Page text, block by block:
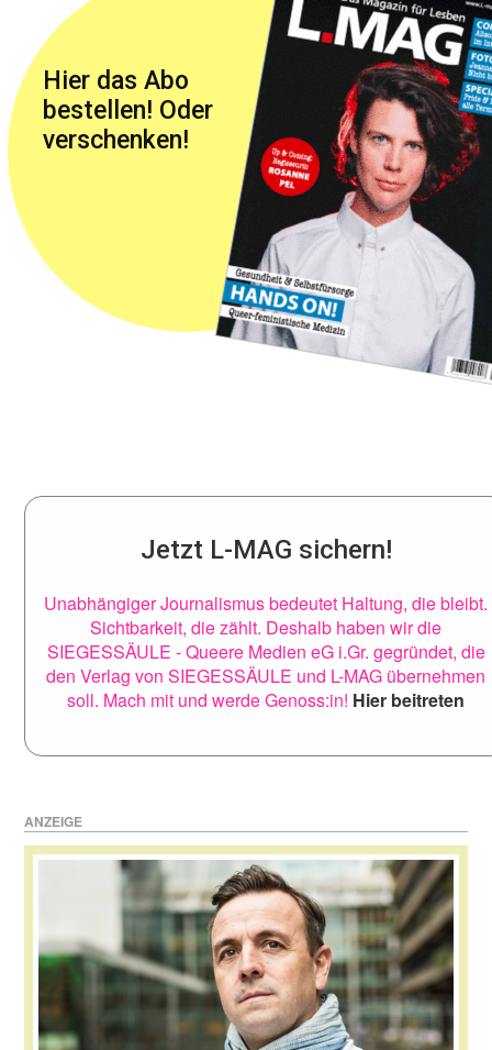
Hier das Abo
bestellen! Oder
verschenken!
Jetzt L-MAG sichern!
Unabhängiger Journalismus bedeutet Haltung, die bleibt.
Sichtbarkeit, die zählt. Deshalb haben wir die
SIEGESSÄULE - Queere Medien eG i.Gr. gegründet, die
den Verlag von SIEGESSÄULE und L-MAG übernehmen
soll. Mach mit und werde Genoss:in! Hier beitreten
ANZEIGE